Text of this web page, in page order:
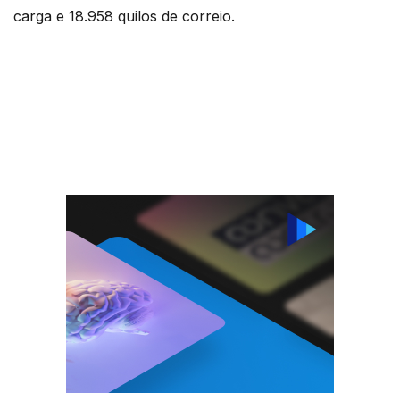
carga e 18.958 quilos de correio.